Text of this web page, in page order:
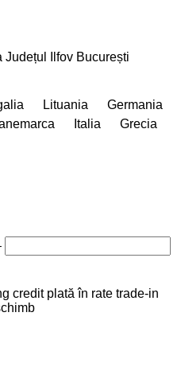
Județul Ilfov București
Lituania
Germania
Italia
Grecia
credit plată în rate trade-in